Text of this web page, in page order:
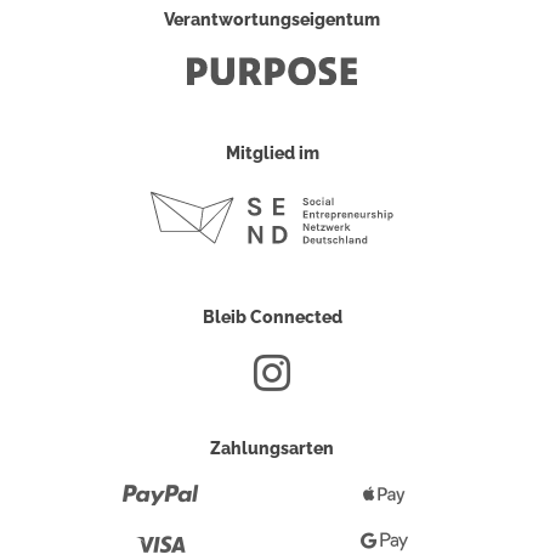
Verantwortungseigentum
Mitglied im
Bleib Connected
Zahlungsarten
Pay
Google